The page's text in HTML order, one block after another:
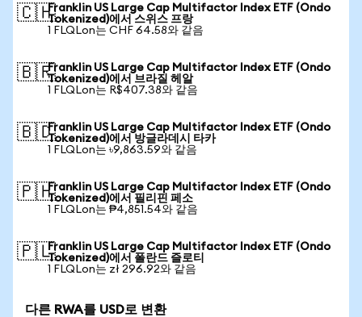
🇨🇭Franklin US Large Cap Multifactor Index ETF (Ondo
Tokenized)에서 스위스 프랑
1 FLQLon는 CHF 64.58와 같음
🇧🇷Franklin US Large Cap Multifactor Index ETF (Ondo
Tokenized)에서 브라질 헤알
1 FLQLon는 R$407.38와 같음
🇧🇩Franklin US Large Cap Multifactor Index ETF (Ondo
Tokenized)에서 방글라데시 타카
1 FLQLon는 ৳9,863.59와 같음
🇵🇭Franklin US Large Cap Multifactor Index ETF (Ondo
Tokenized)에서 필리핀 페소
1 FLQLon는 ₱4,851.54와 같음
🇵🇱Franklin US Large Cap Multifactor Index ETF (Ondo
Tokenized)에서 폴란드 즐로티
1 FLQLon는 zł 296.92와 같음
다른 RWA를 USD로 변환